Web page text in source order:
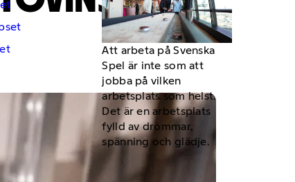
Att arbeta på Svenska
Spel är inte som att
jobba på vilken
arbetsplats som helst.
Det är en arbetsplats
fylld av drömmar,
spänning och glädje.